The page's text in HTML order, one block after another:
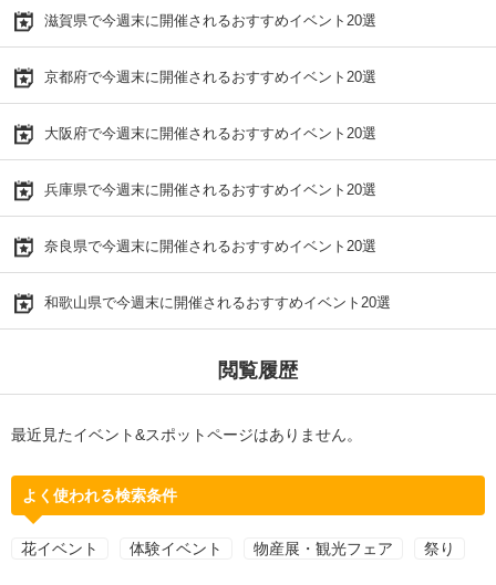
滋賀県で今週末に開催されるおすすめイベント20選
京都府で今週末に開催されるおすすめイベント20選
大阪府で今週末に開催されるおすすめイベント20選
兵庫県で今週末に開催されるおすすめイベント20選
奈良県で今週末に開催されるおすすめイベント20選
和歌山県で今週末に開催されるおすすめイベント20選
閲覧履歴
最近見たイベント&スポットページはありません。
よく使われる検索条件
花イベント 体験イベント 物産展・観光フェア 祭り